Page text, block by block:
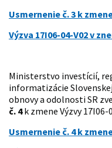
Usmernenie č. 3 k
Výzva 17I06-04-V02 v
Ministerstvo investícií,
informatizácie
obnovy a odolnosti SR
č. 4k zmene Výzvy 17I06-
Usmernenie č. 4 k